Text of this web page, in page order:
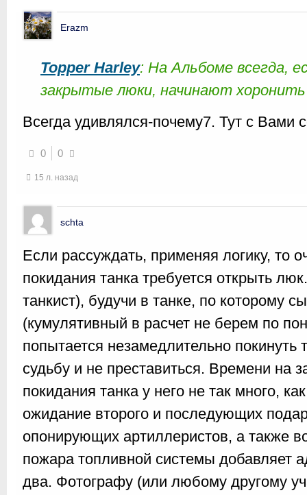
Erazm
Topper Harley: На Альбоме всегда,
закрытые люки, начинают хоронить
Всегда удивлялся-почему7. Тут с Вами
0 0
15 л. назад
schta
Если рассуждать, применяя логику, то
покидания танка требуется открыть
танкист), будучи в танке, по которому
(кумулятивный в расчет не берем по
попытается незамедлительно
судьбу и не преставиться. Времени на
покидания танка у него не так много,
ожидание второго и последующих
опонирующих артиллеристов, а также
пожара топливной системы добавляет
два. Фотографу (или любому другому